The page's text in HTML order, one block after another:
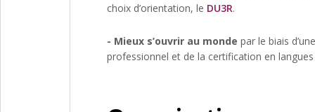
choix d’orientation, le DU3R.
- Mieux s’ouvrir au monde par le biais
professionnel et de la certification en